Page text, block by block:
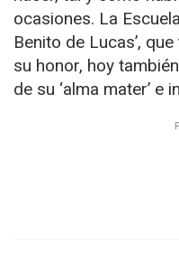
ocasiones. La
Benito de Lucas’,
su honor, hoy
de su ‘alma mater’ e